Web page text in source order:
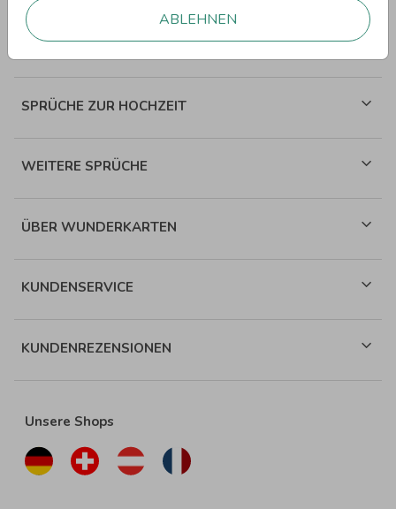
ABLEHNEN
SPRÜCHE ZUM GEBURTSTAG
SPRÜCHE ZUR HOCHZEIT
WEITERE SPRÜCHE
ÜBER WUNDERKARTEN
KUNDENSERVICE
KUNDENREZENSIONEN
Unsere Shops